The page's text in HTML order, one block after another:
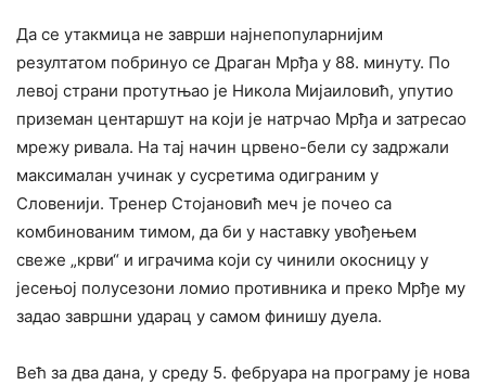
Да се утакмица не заврши најнепопуларнијим
резултатом побринуо се Драган Мрђа у 88. минуту. По
левој страни протутњао је Никола Мијаиловић, упутио
приземан центаршут на који је натрчао Мрђа и затресао
мрежу ривала. На тај начин црвено-бели су задржали
максималан учинак у сусретима одиграним у
Словенији. Тренер Стојановић меч је почео са
комбинованим тимом, да би у наставку увођењем
свеже „крви“ и играчима који су чинили окосницу у
јесењој полусезони ломио противника и преко Мрђе му
задао завршни ударац у самом финишу дуела.
Већ за два дана, у среду 5. фебруара на програму је нова